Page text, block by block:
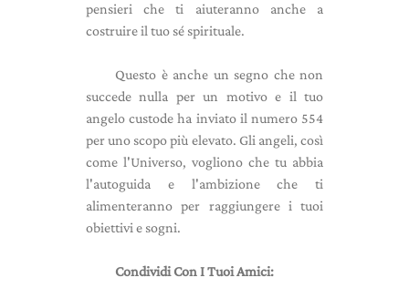
pensieri che ti aiuteranno anche a
costruire il tuo sé spirituale.
Questo è anche un segno che non
succede nulla per un motivo e il tuo
angelo custode ha inviato il numero 554
per uno scopo più elevato. Gli angeli, così
come l'Universo, vogliono che tu abbia
l'autoguida e l'ambizione che ti
alimenteranno per raggiungere i tuoi
obiettivi e sogni.
Condividi Con I Tuoi Amici: